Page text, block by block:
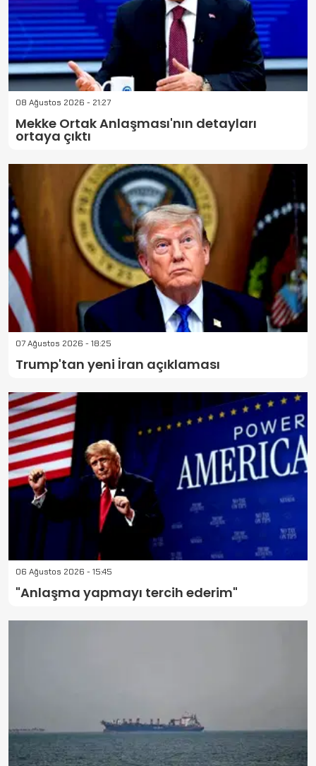
08 Ağustos 2026 - 21:27
Mekke Ortak Anlaşması'nın detayları
ortaya çıktı
07 Ağustos 2026 - 18:25
Trump'tan yeni İran açıklaması
06 Ağustos 2026 - 15:45
"Anlaşma yapmayı tercih ederim"